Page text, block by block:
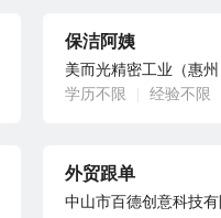
保洁阿姨
美而光精密工业（惠
学历不限
经验不限
外贸跟单
中山市百德创意科技